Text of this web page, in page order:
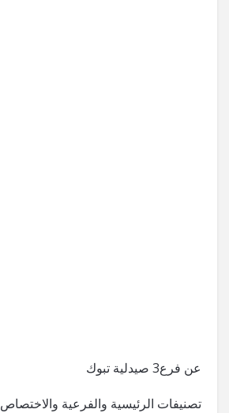
عن فرع3 صيدلية تبوك
تصنيفات الرئيسية والفرعية والاختصاص